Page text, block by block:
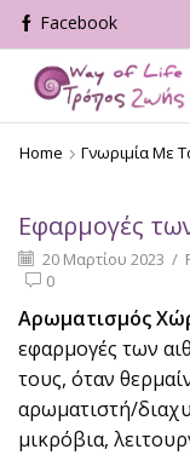
Home Γνωριμία Με
Εφαρμογές
20 Μαρτίου 2023 /
0
Αρωματισμός
εφαρμογές των
τους, όταν
αρωματιστή/
μικρόβια,